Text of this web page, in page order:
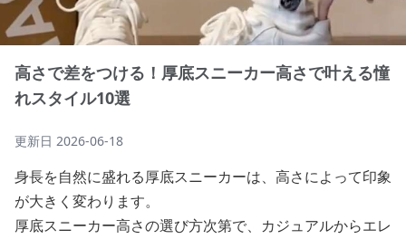
高さで差をつける！厚底スニーカー高さで叶える憧
れスタイル10選
更新日 2026-06-18
身長を自然に盛れる厚底スニーカーは、高さによって印象
が大きく変わります。
厚底スニーカー高さの選び方次第で、カジュアルからエレ